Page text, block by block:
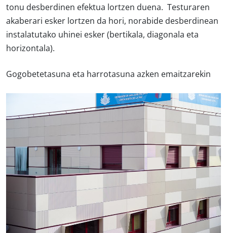
tonu desberdinen efektua lortzen duena. Testuraren
akaberari esker lortzen da hori, norabide desberdinean
instalatutako uhinei esker (bertikala, diagonala eta
horizontala).
Gogobetetasuna eta harrotasuna azken emaitzarekin